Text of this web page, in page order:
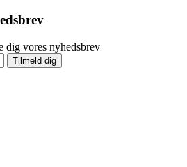
dig vores nyhedsbrev
Tilmeld dig